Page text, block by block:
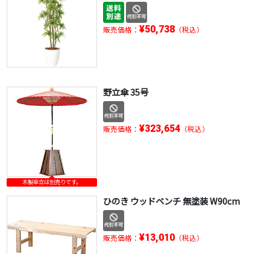
販売価格： ¥50,738（税込）
木製傘立は別売りです。
野立傘 35号
販売価格： ¥323,654（税込）
ひのき ウッドベンチ 無塗装 W90cm
販売価格： ¥13,010（税込）